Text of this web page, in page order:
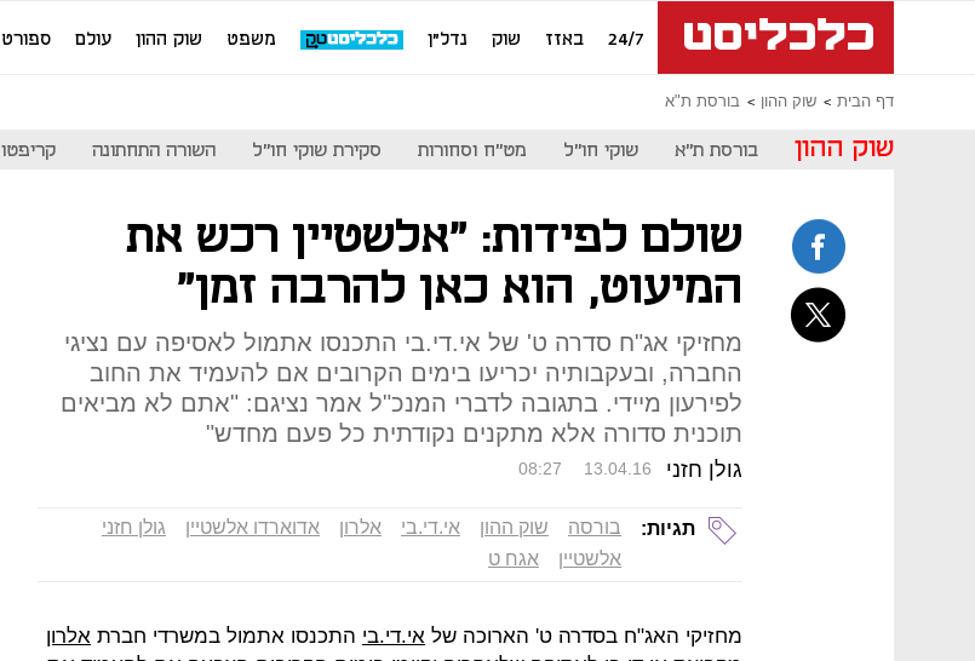
24/7 באזז שוק נדל"ן משפט שוק ההון עולם ספורט
דף הבית שוק ההון בורסת ת"א
שוק ההון בורסת ת"א שוקי חו"ל מט"ח וסחורות סקירת שוקי חו"ל השורה התחתונה קריפטו
שולם לפידות: "אלשטיין רכש את
המיעוט, הוא כאן להרבה זמן"
מחזיקי אג"ח סדרה ט' של אי.די.בי התכנסו אתמול לאסיפה עם נציגי
החברה, ובעקבותיה יכריעו בימים הקרובים אם להעמיד את החוב
לפירעון מיידי. בתגובה לדברי המנכ"ל אמר נציגם: "אתם לא מביאים
תוכנית סדורה אלא מתקנים נקודתית כל פעם מחדש"
גולן חזני 08:27 13.04.16
תגיות: בורסה שוק ההון אי.די.בי אלרון אדוארדו אלשטיין
גולן חזני
אלשטיין
אגח ט
מחזיקי האג"ח בסדרה ט' הארוכה של אי.די.בי התכנסו אתמול במשרדי חברת אלרון